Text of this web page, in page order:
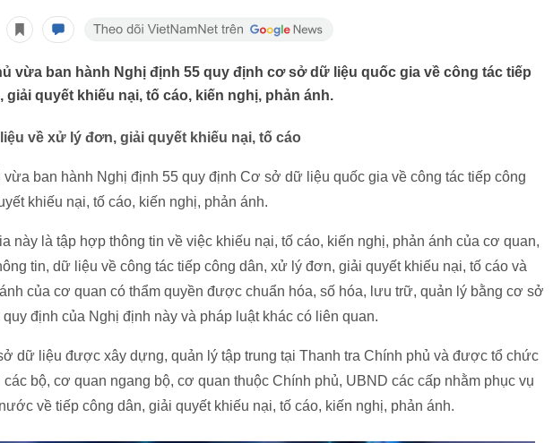
vừa ban hành Nghị định 55 quy định cơ sở dữ liệu quốc gia về công tác tiếp
quyết khiếu nại, tố cáo, kiến nghị, phản ánh.
về xử lý đơn, giải quyết khiếu nại, tố cáo
ban hành Nghị định 55 quy định Cơ sở dữ liệu quốc gia về công tác tiếp công
khiếu nại, tố cáo, kiến nghị, phản ánh.
này là tập hợp thông tin về việc khiếu nại, tố cáo, kiến nghị, phản ánh của cơ quan,
tin, dữ liệu về công tác tiếp công dân, xử lý đơn, giải quyết khiếu nại, tố cáo và
của cơ quan có thẩm quyền được chuẩn hóa, số hóa, lưu trữ, quản lý bằng cơ sở
quy định của Nghị định này và pháp luật khác có liên quan.
dữ liệu được xây dựng, quản lý tập trung tại Thanh tra Chính phủ và được tổ chức
các bộ, cơ quan ngang bộ, cơ quan thuộc Chính phủ, UBND các cấp nhằm phục vụ
về tiếp công dân, giải quyết khiếu nại, tố cáo, kiến nghị, phản ánh.